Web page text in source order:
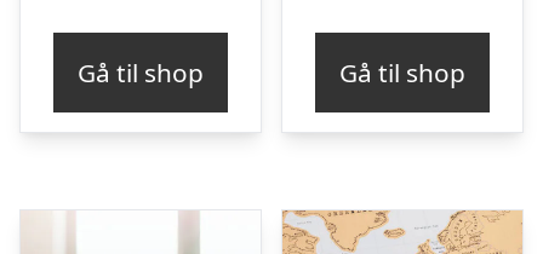
Gå til shop Gå til shop